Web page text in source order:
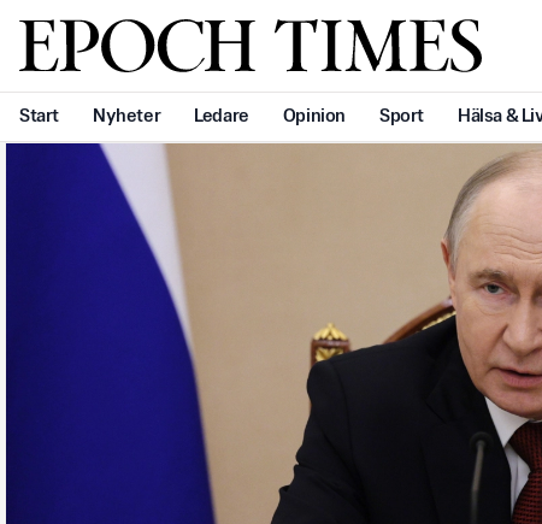
Svenska Epoch Times
Start Nyheter Ledare Opinion Sport Hälsa &